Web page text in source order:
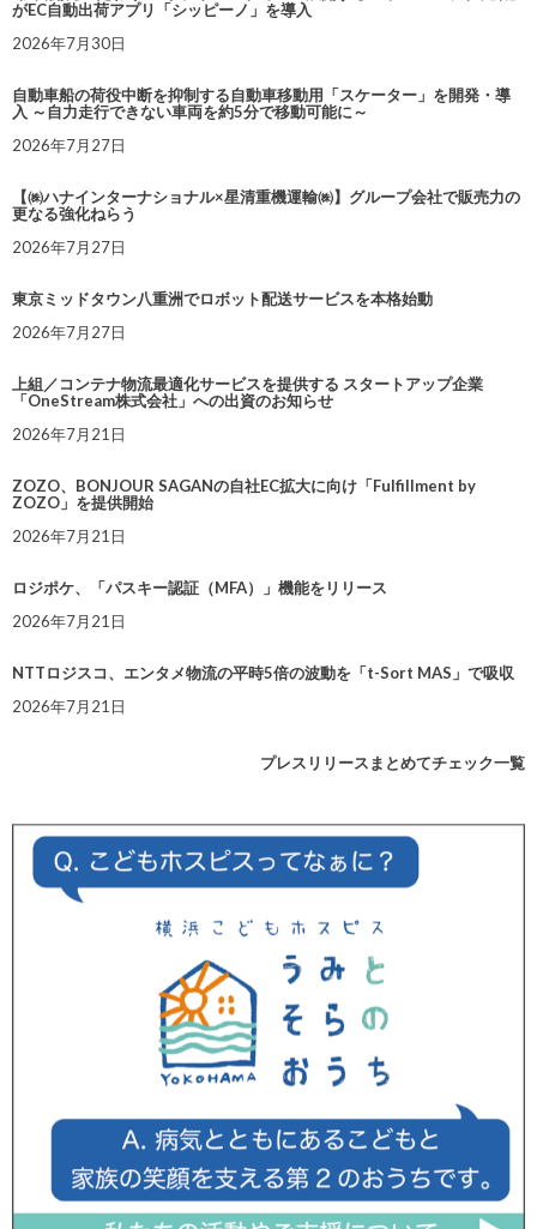
がEC自動出荷アプリ「シッピーノ」を導入
2026年7月30日
自動車船の荷役中断を抑制する自動車移動用「スケーター」を開発・導
入 ～自力走行できない車両を約5分で移動可能に～
2026年7月27日
【㈱ハナインターナショナル×星清重機運輸㈱】グループ会社で販売力の
更なる強化ねらう
2026年7月27日
東京ミッドタウン八重洲でロボット配送サービスを本格始動
2026年7月27日
上組／コンテナ物流最適化サービスを提供する スタートアップ企業
「OneStream株式会社」への出資のお知らせ
2026年7月21日
ZOZO、BONJOUR SAGANの自社EC拡大に向け「Fulfillment by
ZOZO」を提供開始
2026年7月21日
ロジポケ、「パスキー認証（MFA）」機能をリリース
2026年7月21日
NTTロジスコ、エンタメ物流の平時5倍の波動を「t-Sort MAS」で吸収
2026年7月21日
プレスリリースまとめてチェック一覧